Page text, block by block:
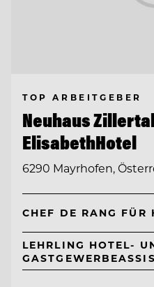
TOP ARBEITGEBER
Neuhaus
ElisabethHotel
6290 Mayrhofen,
CHEF DE RANG FÜR
LEHRLING HOTEL-